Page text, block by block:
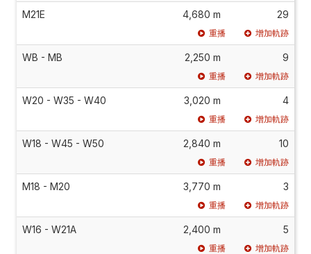
M21E 4,680 m 29
重播 增加軌跡
WB - MB 2,250 m 9
重播 增加軌跡
W20 - W35 - W40 3,020 m 4
重播 增加軌跡
W18 - W45 - W50 2,840 m 10
重播 增加軌跡
M18 - M20 3,770 m 3
重播 增加軌跡
W16 - W21A 2,400 m 5
重播 增加軌跡